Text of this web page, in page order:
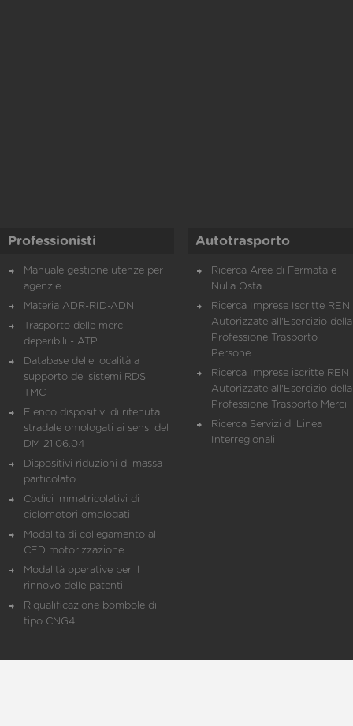
Professionisti
Manuale gestione utenze per
agenzie
Materia ADR-RID-ADN
Trasporto delle merci
deperibili - ATP
Database delle località a
supporto dei sistemi RDS
TMC
Elenco dispositivi di ritenuta
stradale omologati ai sensi del
DM 21.06.04
Dispositivi riduzioni di massa
particolato
Codici immatricolativi di
ciclomotori omologati
Modalità di collegamento al
CED motorizzazione
Modalità operative per il
rinnovo delle patenti
Riqualificazione bombole di
tipo CNG4
Autotrasporto
Ricerca Aree di Fermata e
Nulla Osta
Ricerca Imprese Iscritte REN
Autorizzate all'Esercizio della
Professione Trasporto
Persone
Ricerca Imprese iscritte REN
Autorizzate all'Esercizio della
Professione Trasporto Merci
Ricerca Servizi di Linea
Interregionali